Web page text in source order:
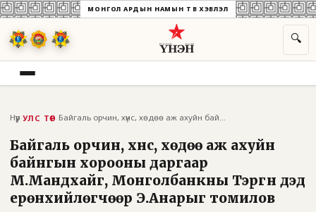
МОНГОЛ АРДЫН НАМЫН ТӨВ ХЭВЛЭЛ
🔍
Нүүр УЛС ТӨР Байгаль орчин, хүнс, хөдөө аж ахуйн бай...
Байгаль орчин, хүнс, хөдөө аж ахуйн
байнгын хорооны даргаар
М.Мандхайг, Монголбанкны Тэргүүн дэд
ерөнхийлөгчөөр Э.Анарыг томилов